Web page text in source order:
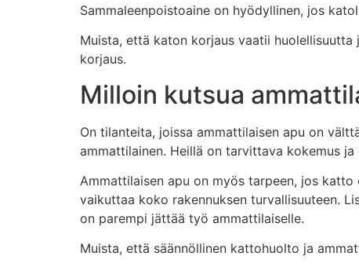
Sammaleenpoistoaine on hyödyllinen, jos
Muista, että katon korjaus vaatii
korjaus.
Milloin kutsua
On tilanteita, joissa ammattilaisen apu on
ammattilainen. Heillä on tarvittava kokemus
Ammattilaisen apu on myös tarpeen, jos
vaikuttaa koko rakennuksen turvallisuuteen.
on parempi jättää työ ammattilaiselle.
Muista, että säännöllinen kattohuolto ja